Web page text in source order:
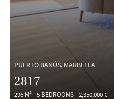
PUERTO BANÚS, MARBELLA
2817
296 M² 5 BEDROOMS 2,350,000 €